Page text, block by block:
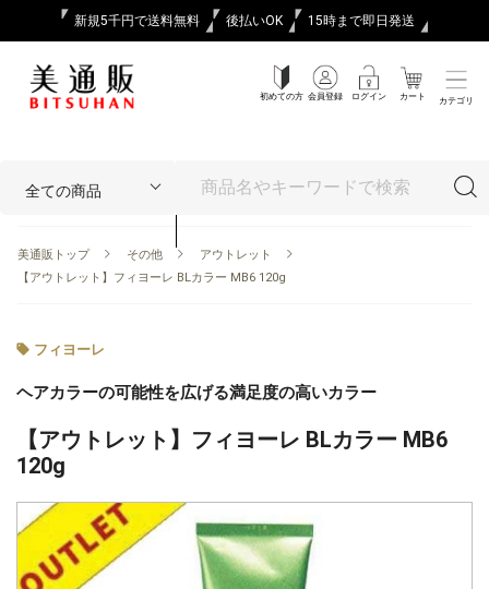
新規5千円で送料無料 後払いOK 15時まで即日発送
初めての方 会員登録 ログイン カート カテゴリ
美通販トップ その他
アウトレット
【アウトレット】フィヨーレ BLカラー MB6 120g
フィヨーレ
ヘアカラーの可能性を広げる満足度の高いカラー
【アウトレット】フィヨーレ BLカラー MB6
120g